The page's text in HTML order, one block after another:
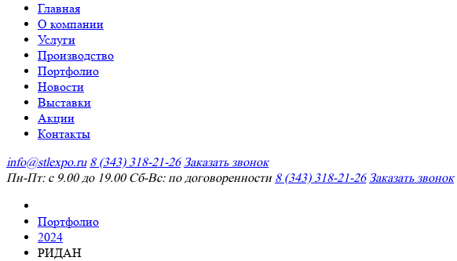
Главная
О компании
Услуги
Производство
Портфолио
Новости
Выставки
Акции
Контакты
info@stlexpo.ru 8 (343) 318-21-26 Заказать звонок
Пн-Пт: с 9.00 до 19.00 Сб-Вс: по договоренности 8 (343) 318-21-26 Заказать звонок
Портфолио
2024
РИДАН